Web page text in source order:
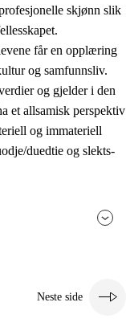
skjønn slik
får en opplæring
og samfunnsliv.
og gjelder i den
et allsamisk perspektiv
og immateriell
duedtie og slekts-
Neste side